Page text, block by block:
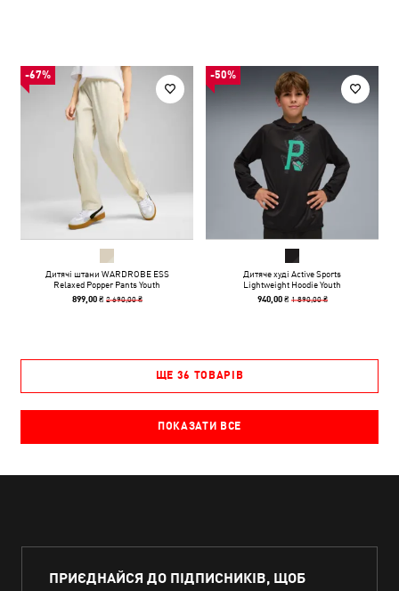
-67%
Дитячі штани WARDROBE ESS
Relaxed Popper Pants Youth
899,00 ₴ 2 690,00 ₴
-50%
Дитяче худі Active Sports
Lightweight Hoodie Youth
940,00 ₴ 1 890,00 ₴
ЩЕ 36 ТОВАРІВ
ПОКАЗАТИ ВСЕ
ПРИЄДНАЙСЯ ДО ПІДПИСНИКІВ, ЩОБ